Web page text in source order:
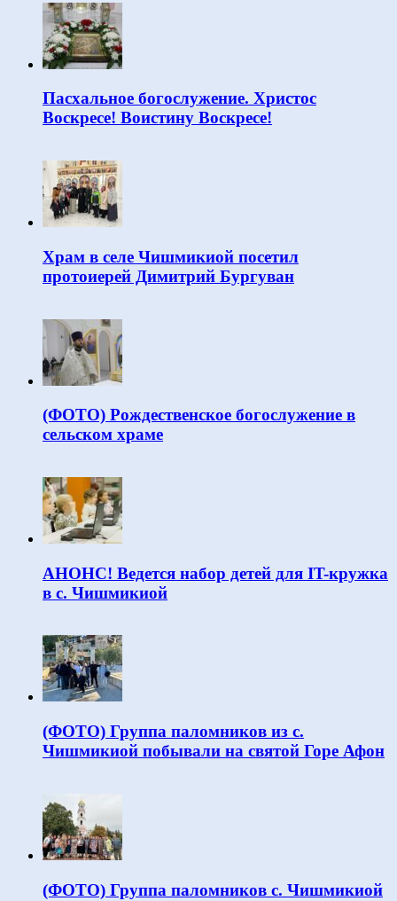
Пасхальное богослужение. Христос
Воскресе! Воистину Воскресе!
Храм в селе Чишмикиой посетил
протоиерей Димитрий Бургуван
(ФОТО) Рождественское богослужение в
сельском храме
АНОНС! Ведется набор детей для IT-кружка
в с. Чишмикиой
(ФОТО) Группа паломников из с.
Чишмикиой побывали на святой Горе Афон
(ФОТО) Группа паломников с. Чишмикиой